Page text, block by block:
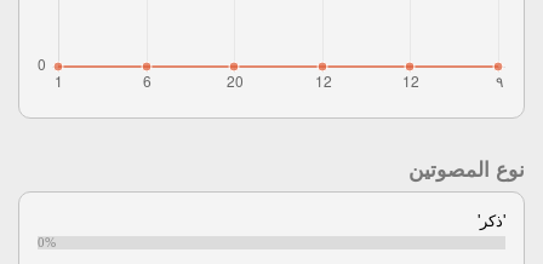
نوع المصوتين
'ذكر'
0%